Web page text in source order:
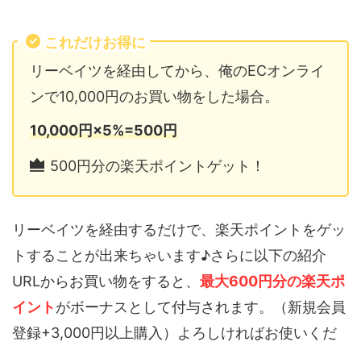
これだけお得に
リーベイツを経由してから、俺のECオンライ
ンで10,000円のお買い物をした場合。
10,000円×5%=500円
500円分の楽天ポイントゲット！
リーベイツを経由するだけで、楽天ポイントをゲッ
トすることが出来ちゃいます♪さらに以下の紹介
URLからお買い物をすると、 最大600円分の楽天ポ
イントがボーナスとして付与されます。（新規会員
登録+3,000円以上購入）よろしければお使いくだ